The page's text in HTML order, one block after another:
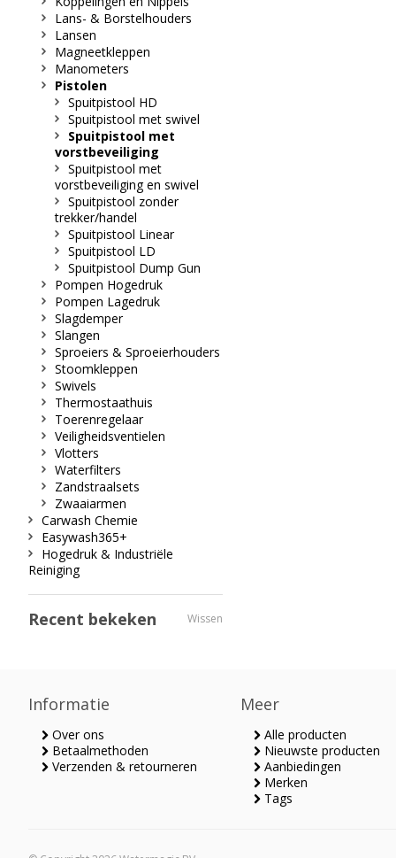
Lans- & Borstelhouders
Lansen
Magneetkleppen
Manometers
Pistolen
Spuitpistool HD
Spuitpistool met swivel
Spuitpistool met
vorstbeveiliging
Spuitpistool met
vorstbeveiliging en swivel
Spuitpistool zonder
trekker/handel
Spuitpistool Linear
Spuitpistool LD
Spuitpistool Dump Gun
Pompen Hogedruk
Pompen Lagedruk
Slagdemper
Slangen
Sproeiers & Sproeierhouders
Stoomkleppen
Swivels
Thermostaathuis
Toerenregelaar
Veiligheidsventielen
Vlotters
Waterfilters
Zandstraalsets
Zwaaiarmen
Carwash Chemie
Easywash365+
Hogedruk & Industriële
Reiniging
Recent bekeken Wissen
Informatie
Over ons
Betaalmethoden
Verzenden & retourneren
Meer
Alle producten
Nieuwste producten
Aanbiedingen
Merken
Tags